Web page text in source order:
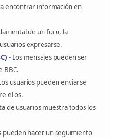
encontrar información en
de un foro, la
expresarse.
- Los mensajes pueden ser
BBC.
usuarios pueden enviarse
ellos.
de usuarios muestra todos los
pueden hacer un seguimiento